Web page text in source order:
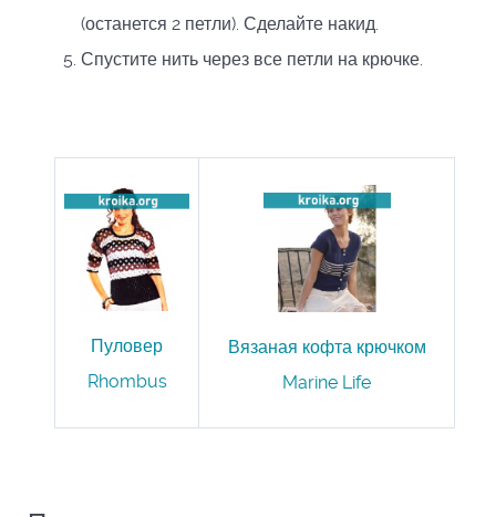
(останется 2 петли). Сделайте накид.
Спустите нить через все петли на крючке.
Пуловер
Rhombus
Вязаная кофта крючком
Marine Life